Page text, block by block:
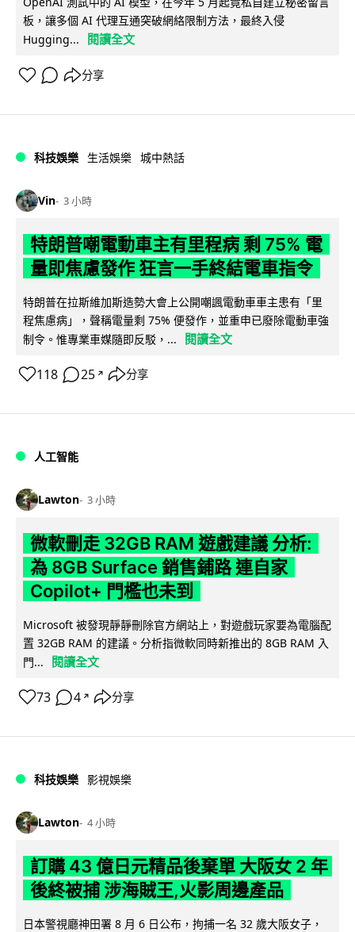
板，讓多個 AI 代理互通突破網絡限制方法，最終入侵
Hugging...
閱讀全文
分享
科技娛樂 生活娛樂 城中熱話
Vin 3 小時
特朗普嘲電動車主有里程病 剩 75% 電
量即焦慮發作 狂言一手終結電車指令
特朗普在拉斯維加斯造勢大會上公開嘲諷電動車車主患有「里
程焦慮病」，聲稱電量剩 75% 便發作，並重申已廢除電動車強
制令。惟專業車媒隨即反駁，...
閱讀全文
118 25 ↗ 分享
人工智能
Lawton 3 小時
微軟刪走 32GB RAM 遊戲建議 分析:
為 8GB Surface 銷售鋪路 連自家
Copilot+ 門檻也未到
Microsoft 被發現靜靜刪除官方網站上，對遊戲玩家要為電腦配
置 32GB RAM 的建議。分析指微軟同時新推出的 8GB RAM 入
門...
閱讀全文
73 4 ↗ 分享
科技娛樂 影視娛樂
Lawton 4 小時
訂購 43 億日元精品後棄單 大阪女 2 年
後終被捕 涉海賊王,火影周邊產品
日本警視廳神田署 8 月 6 日公布，拘捕一名 32 歲大阪女子，